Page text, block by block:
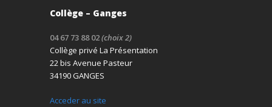
Collège – Ganges
04 67 73 88 02(choix 2)
Collège privé La Présentation
22 bis Avenue Pasteur
34190 GANGES
Acceder au site